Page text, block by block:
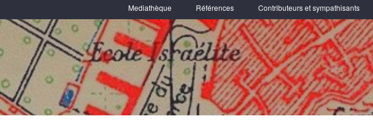
Mediathèque Références Contributeurs et sympathisants